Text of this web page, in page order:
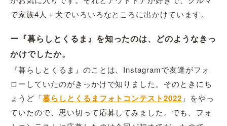
で家族4人＋犬でいろいろなところに出かけています。
ー『暮らしとくるま』を知ったのは、どのようなきっ
かけでしたか。
『暮らしとくるま』のことは、Instagramで友達がフォ
ローしていたのがきっかけで知りました。そのときにち
ょうど「暮らしとくるまフォトコンテスト2022 」をやっ
ていたので、思い切って応募してみました。でも、フォ